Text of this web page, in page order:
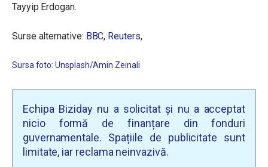
Tayyip Erdogan.
Surse alternative: BBC, Reuters,
Sursa foto: Unsplash/Amin Zeinali
Echipa Biziday nu a solicitat și nu a acceptat
nicio formă de finanțare din fonduri
guvernamentale. Spațiile de publicitate sunt
limitate, iar reclama neinvazivă.